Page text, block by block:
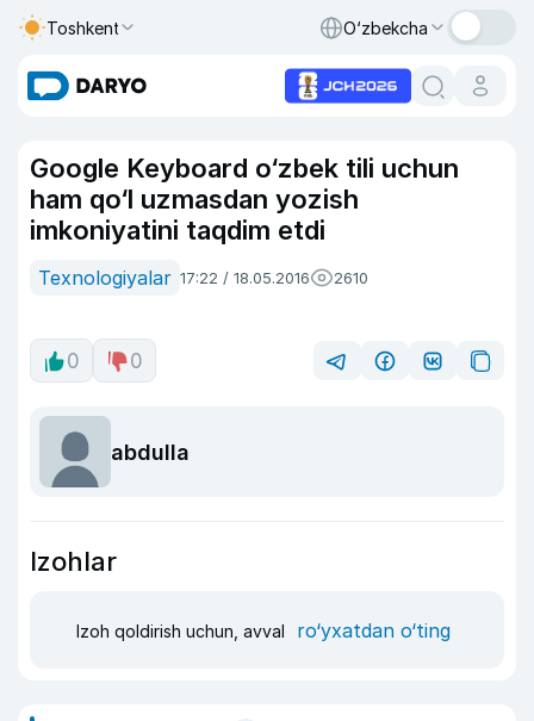
Toshkent O‘zbekcha
Google Keyboard o‘zbek tili uchun
ham qo‘l uzmasdan yozish
imkoniyatini taqdim etdi
Texnologiyalar 17:22 / 18.05.2016 2610
0 0
abdulla
Izohlar
Izoh qoldirish uchun, avval ro‘yxatdan o‘ting